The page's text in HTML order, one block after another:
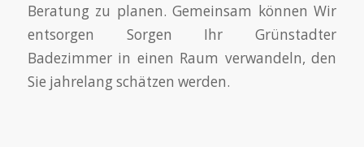
Beratung zu planen. Gemeinsam können Wir
entsorgen Sorgen Ihr Grünstadter
Badezimmer in einen Raum verwandeln, den
Sie jahrelang schätzen werden.